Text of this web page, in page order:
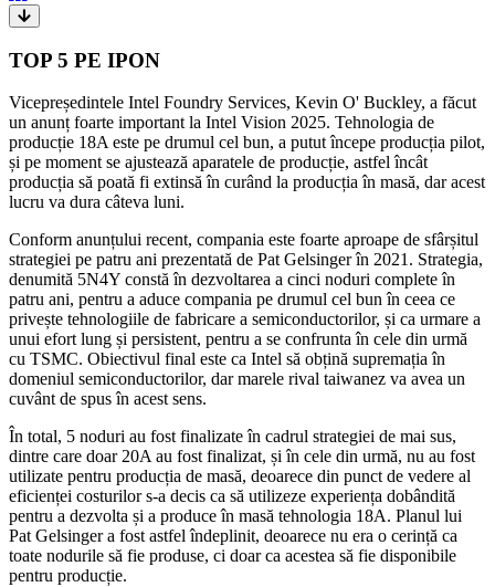
TOP 5 PE IPON
Vicepreședintele Intel Foundry Services, Kevin O' Buckley, a făcut
un anunț foarte important la Intel Vision 2025. Tehnologia de
producție 18A este pe drumul cel bun, a putut începe producția pilot,
și pe moment se ajustează aparatele de producție, astfel încât
producția să poată fi extinsă în curând la producția în masă, dar acest
lucru va dura câteva luni.
Conform anunțului recent, compania este foarte aproape de sfârșitul
strategiei pe patru ani prezentată de Pat Gelsinger în 2021. Strategia,
denumită 5N4Y constă în dezvoltarea a cinci noduri complete în
patru ani, pentru a aduce compania pe drumul cel bun în ceea ce
privește tehnologiile de fabricare a semiconductorilor, și ca urmare a
unui efort lung și persistent, pentru a se confrunta în cele din urmă
cu TSMC. Obiectivul final este ca Intel să obțină supremația în
domeniul semiconductorilor, dar marele rival taiwanez va avea un
cuvânt de spus în acest sens.
În total, 5 noduri au fost finalizate în cadrul strategiei de mai sus,
dintre care doar 20A au fost finalizat, și în cele din urmă, nu au fost
utilizate pentru producția de masă, deoarece din punct de vedere al
eficienței costurilor s-a decis ca să utilizeze experiența dobândită
pentru a dezvolta și a produce în masă tehnologia 18A. Planul lui
Pat Gelsinger a fost astfel îndeplinit, deoarece nu era o cerință ca
toate nodurile să fie produse, ci doar ca acestea să fie disponibile
pentru producție.